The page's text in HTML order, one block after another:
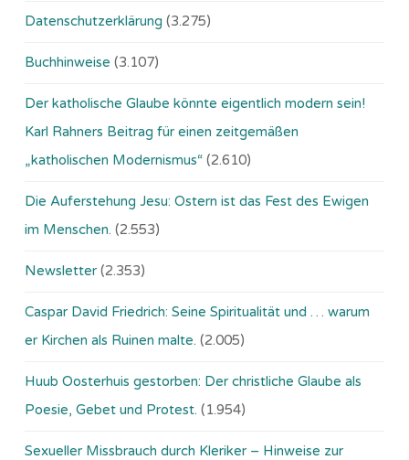
Datenschutzerklärung (3.275)
Buchhinweise (3.107)
Der katholische Glaube könnte eigentlich modern sein!
Karl Rahners Beitrag für einen zeitgemäßen
„katholischen Modernismus“ (2.610)
Die Auferstehung Jesu: Ostern ist das Fest des Ewigen
im Menschen. (2.553)
Newsletter (2.353)
Caspar David Friedrich: Seine Spiritualität und … warum
er Kirchen als Ruinen malte. (2.005)
Huub Oosterhuis gestorben: Der christliche Glaube als
Poesie, Gebet und Protest. (1.954)
Sexueller Missbrauch durch Kleriker – Hinweise zur